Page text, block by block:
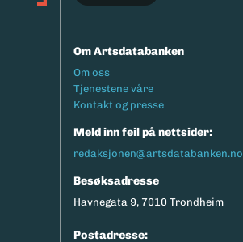
Om Artsdatabanken
Footermeny
Om oss
Tjenestene våre
Kontakt og presse
Meld inn feil på nettsider:
redaksjonen@artsdatabanken.no
Besøksadresse
Havnegata 9, 7010 Trondheim
Postadresse: